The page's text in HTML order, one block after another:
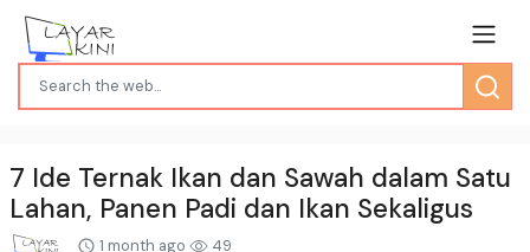
7 Ide Ternak Ikan dan Sawah dalam Satu
Lahan, Panen Padi dan Ikan Sekaligus
1 month ago 49